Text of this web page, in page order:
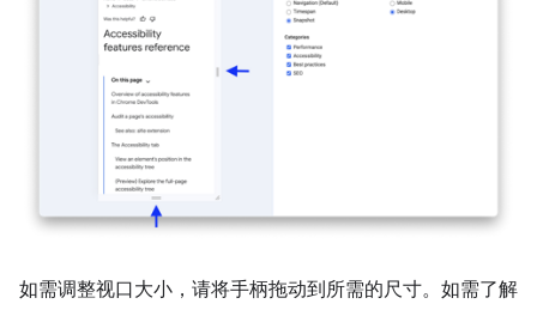
如需调整视口大小，请将手柄拖动到所需的尺寸。如需了解